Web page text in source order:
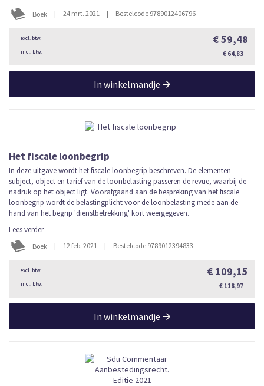
Boek | 24 mrt. 2021 | Bestelcode 9789012406796
€ 59,48
€ 64,83
In winkelmandje
Het fiscale loonbegrip
In deze uitgave wordt het fiscale loonbegrip beschreven. De elementen
subject, object en tarief van de loonbelasting passeren de revue, waarbij de
nadruk op het object ligt. Voorafgaand aan de bespreking van het fiscale
loonbegrip wordt de belastingplicht voor de loonbelasting mede aan de
hand van het begrip 'dienstbetrekking' kort weergegeven.
Lees verder
Boek | 12 feb. 2021 | Bestelcode 9789012394833
€ 109,15
€ 118,97
In winkelmandje